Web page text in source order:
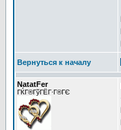
Вернуться к началу
NatatFer
ГЌГ®ГўГЁГ·Г®ГЄ